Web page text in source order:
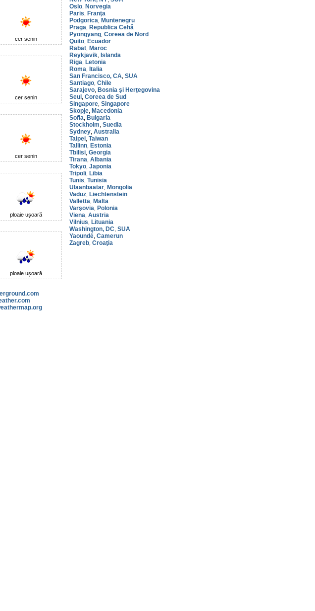
cer senin
cer senin
cer senin
ploaie ușoară
ploaie ușoară
Oslo Norvegia
Paris
Franţa
Podgorica Muntenegru
Praga Republica Cehă
Pyongyang Coreea de Nord
Quito Ecuador
Rabat Maroc
Reykjavik
Islanda
Riga Letonia
Roma
Italia
San Francisco, CA SUA
Santiago Chile
Sarajevo Bosnia şi Herţegovina
Seul
Coreea de Sud
Singapore Singapore
Skopje Macedonia
Sofia Bulgaria
Stockholm Suedia
Sydney Australia
Taipei Taiwan
Tallinn Estonia
Tbilisi Georgia
Tirana Albania
Tokyo Japonia
Tripoli Libia
Tunis Tunisia
Ulaanbaatar Mongolia
Vaduz Liechtenstein
Valletta Malta
Varşovia Polonia
Viena Austria
Vilnius
Lituania
Washington, DC SUA
Yaoundé Camerun
Zagreb Croaţia